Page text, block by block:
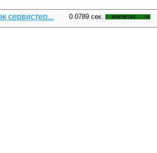
сервистер... 0.0789 сек.